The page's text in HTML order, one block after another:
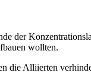
der
wollten.
die Alliierten